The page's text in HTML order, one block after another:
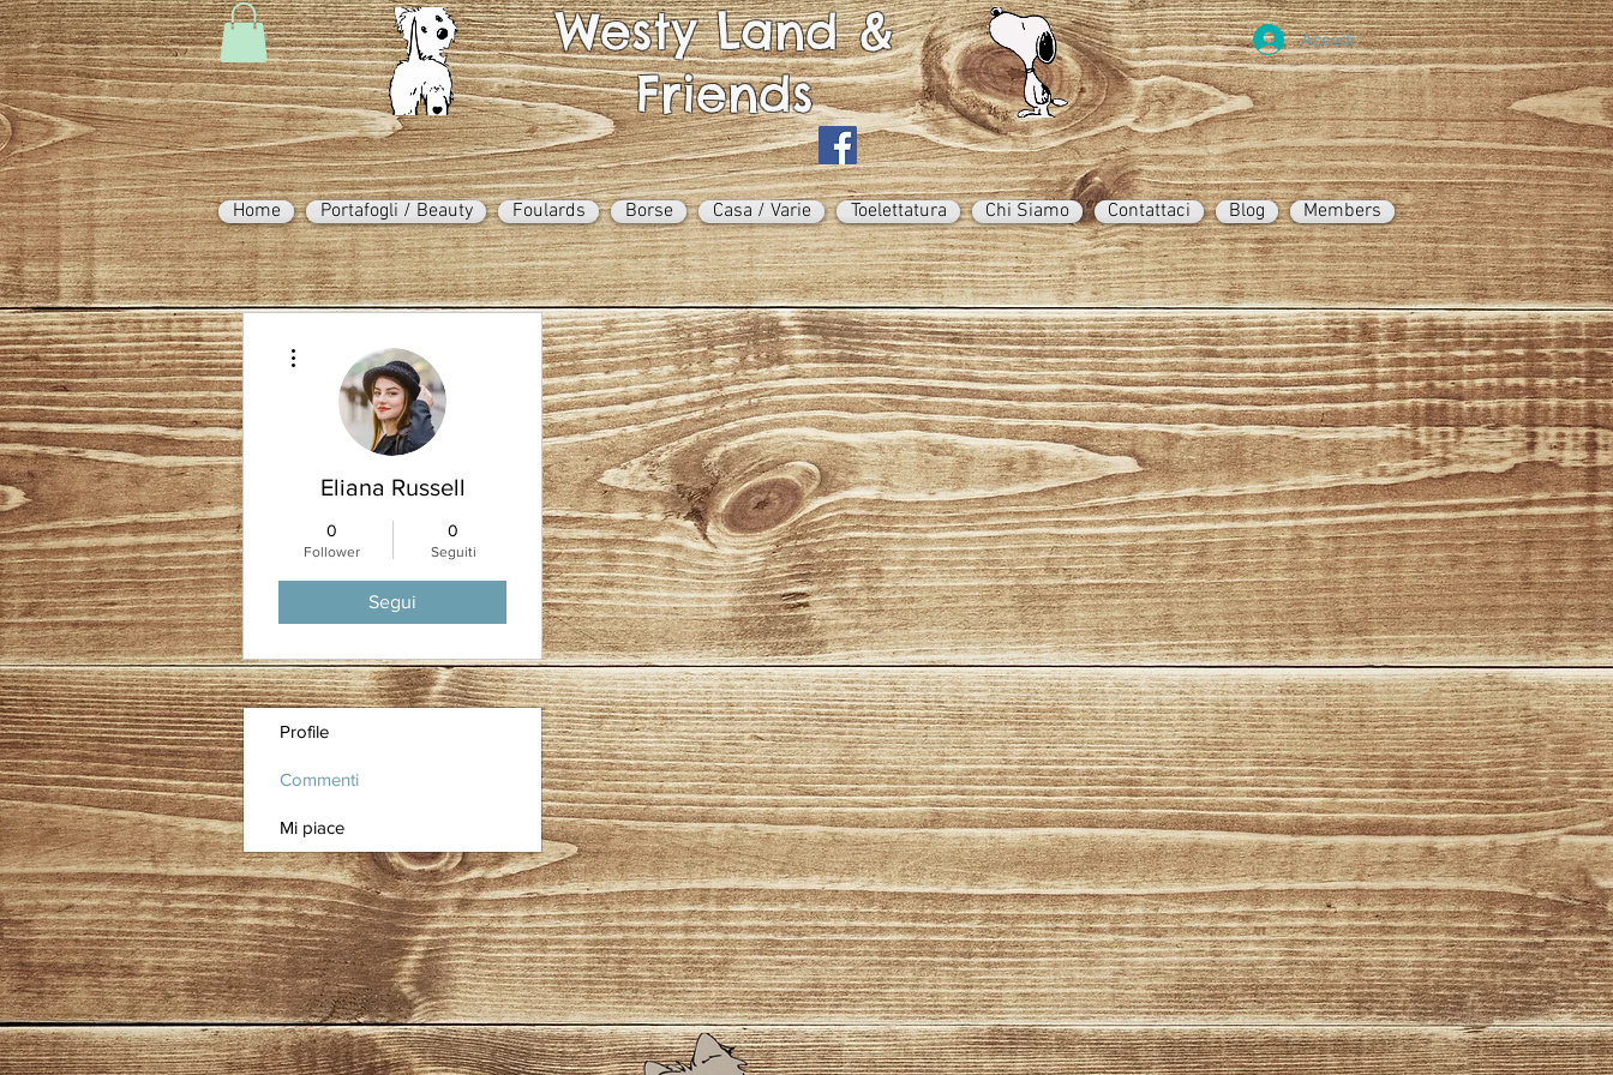
Westy Land &
Friends
Accedi
Home Portafogli / Beauty Foulards Borse Casa / Varie Toelettatura Chi Siamo Contattaci Blog Members
Eliana Russell
0
Follower
0
Seguiti
Segui
Profile
Commenti
Mi piace